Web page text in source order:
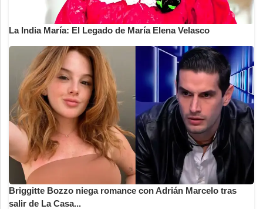
La India María: El Legado de María Elena Velasco
Briggitte Bozzo niega romance con Adrián Marcelo tras
salir de La Casa...